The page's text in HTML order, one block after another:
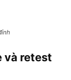
và retest